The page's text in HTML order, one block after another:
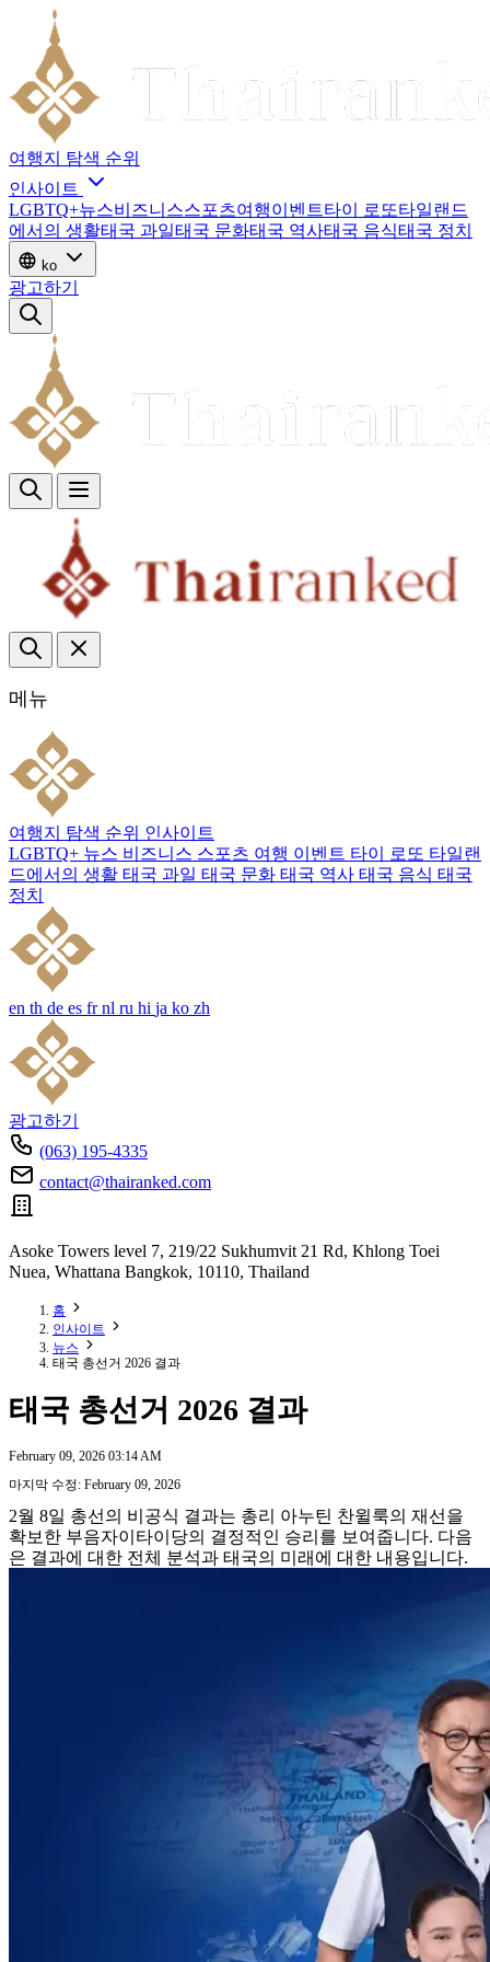
여행지 탐색 순위
인사이트
LGBTQ+뉴스비즈니스스포츠여행이벤트타이 로또타일랜드
에서의 생활태국 과일태국 문화태국 역사태국 음식태국 정치
ko
광고하기
메뉴
여행지 탐색 순위 인사이트
LGBTQ+ 뉴스 비즈니스 스포츠 여행 이벤트 타이 로또 타일랜
드에서의 생활 태국 과일 태국 문화 태국 역사 태국 음식 태국
정치
en th de es fr nl ru hi ja ko zh
광고하기
(063) 195-4335
contact@thairanked.com
Asoke Towers level 7, 219/22 Sukhumvit 21 Rd, Khlong Toei
Nuea, Whattana Bangkok, 10110, Thailand
홈
인사이트
뉴스
태국 총선거 2026 결과
태국 총선거 2026 결과
February 09, 2026 03:14 AM
마지막 수정: February 09, 2026
2월 8일 총선의 비공식 결과는 총리 아누틴 찬윌룩의 재선을
확보한 부음자이타이당의 결정적인 승리를 보여줍니다. 다음
은 결과에 대한 전체 분석과 태국의 미래에 대한 내용입니다.